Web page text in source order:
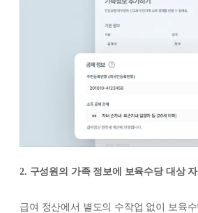
2. 구성원의 가족 정보에 보육수당 대상
급여 정산에서 별도의 수작업 없이 보육